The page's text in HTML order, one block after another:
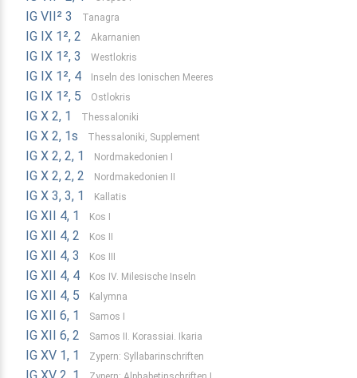
IG VII² 3 Tanagra
IG IX 1², 2 Akarnanien
IG IX 1², 3 Westlokris
IG IX 1², 4 Inseln des Ionischen Meeres
IG IX 1², 5 Ostlokris
IG X 2, 1 Thessaloniki
IG X 2, 1s Thessaloniki, Supplement
IG X 2, 2, 1 Nordmakedonien I
IG X 2, 2, 2 Nordmakedonien II
IG X 3, 3, 1 Kallatis
IG XII 4, 1 Kos I
IG XII 4, 2 Kos II
IG XII 4, 3 Kos III
IG XII 4, 4 Kos IV. Milesische Inseln
IG XII 4, 5 Kalymna
IG XII 6, 1 Samos I
IG XII 6, 2 Samos II. Korassiai. Ikaria
IG XV 1, 1 Zypern: Syllabarinschriften